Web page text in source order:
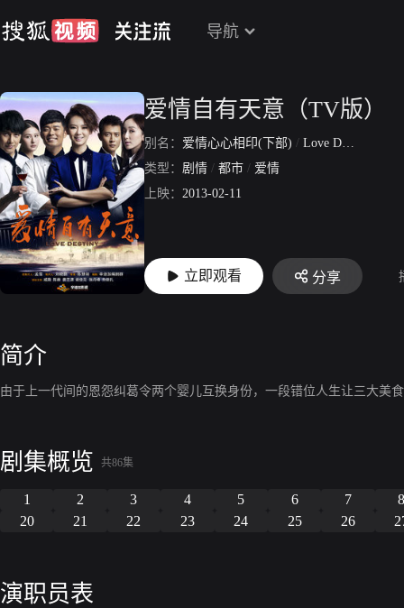
导航
爱情自有天意（TV版）
别名： 爱情心心相印(下部) / Love Destiny
类型： 剧情 / 都市 / 爱情
上映： 2013-02-11
立即观看 分享
简介
由于上一代间的恩怨纠葛令两个婴儿互换身份，一段错位人生让三大美
剧集概览 共86集
1 2 3 4 5 6 7
20
21 22 23 24 25 26
演职员表